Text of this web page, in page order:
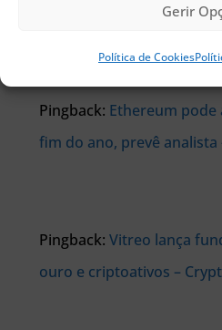
Gerir
Política de Cookies
Pingback: Ethereum pode
fim do ano, prevê
Pingback: Vitreo lança
ouro e criptoativos –